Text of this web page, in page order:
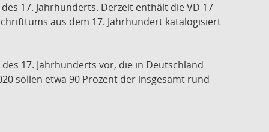
17. Jahrhunderts. Derzeit enthält die VD 17-
aus dem 17. Jahrhundert katalogisiert
17. Jahrhunderts vor, die in Deutschland
sollen etwa 90 Prozent der insgesamt rund